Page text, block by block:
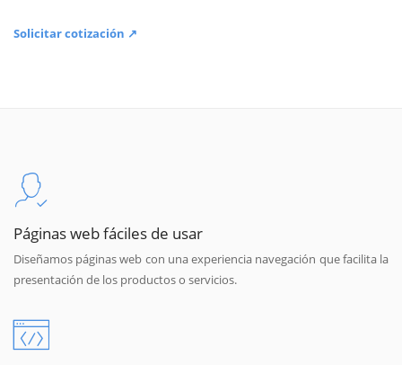
Solicitar cotización ↗
Páginas web fáciles de usar
Diseñamos páginas web con una experiencia navegación que facilita la
presentación de los productos o servicios.